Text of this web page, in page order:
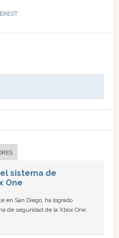
sistema de
One
en San Diego, ha logrado
de seguridad de la Xbox One.